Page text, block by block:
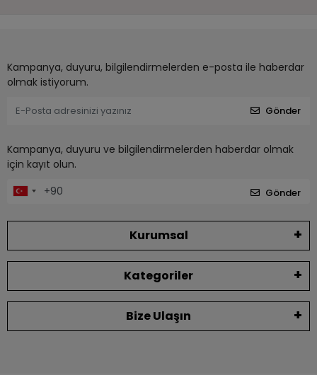
Kampanya, duyuru, bilgilendirmelerden e-posta ile haberdar
olmak istiyorum.
Gönder
Kampanya, duyuru ve bilgilendirmelerden haberdar olmak
için kayıt olun.
Gönder
Kurumsal
Kategoriler
Bize Ulaşın